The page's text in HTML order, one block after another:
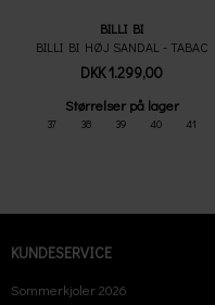
Størrelser på lager
37 38 39 40 41
BILLI BI
BILLI BI HØJ SANDAL - TABAC
DKK 1.299,00
KUNDESERVICE
Sommerkjoler 2026